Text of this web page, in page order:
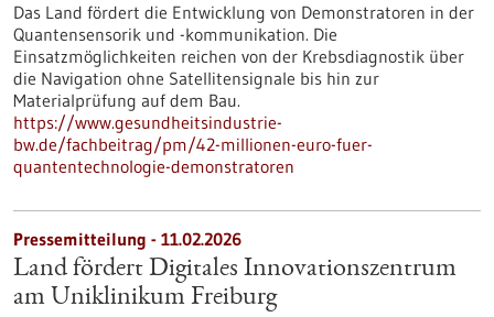
Das Land fördert die Entwicklung von Demonstratoren in der
Quantensensorik und -kommunikation. Die
Einsatzmöglichkeiten reichen von der Krebsdiagnostik über
die Navigation ohne Satellitensignale bis hin zur
Materialprüfung auf dem Bau.
https://www.gesundheitsindustrie-
bw.de/fachbeitrag/pm/42-millionen-euro-fuer-
quantentechnologie-demonstratoren
Pressemitteilung - 11.02.2026
Land fördert Digitales Innovationszentrum
am Uniklinikum Freiburg